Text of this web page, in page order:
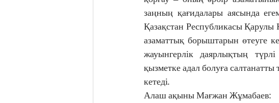
заңның қағидалары аясында
Қазақстан Республикасы Қарулы
азаматтық борыштарын өтеуге
жауынгерлік даярлықтың
қызметке адал болуға салтанатты
кетеді.
Алаш ақыны Мағжан Жұмабаев: